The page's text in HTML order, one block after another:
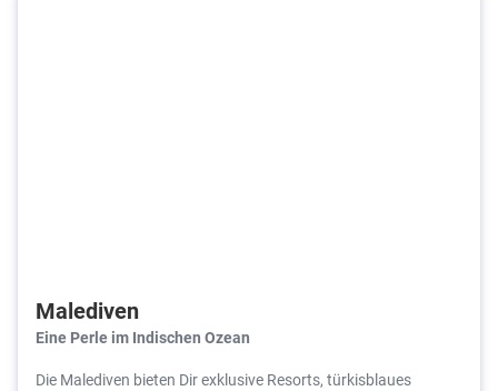
Malediven
Eine Perle im Indischen Ozean
Die Malediven bieten Dir exklusive Resorts, türkisblaues